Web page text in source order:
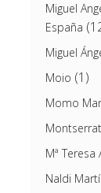
Miguel
España
Miguel
Moio (1)
Momo
Mª Teresa
Naldi